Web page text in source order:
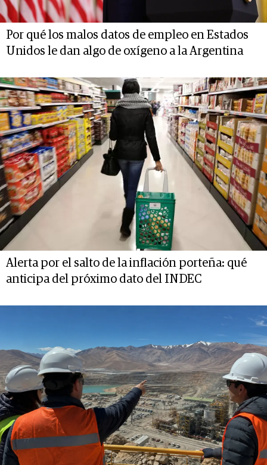
Por qué los malos datos de empleo en Estados
Unidos le dan algo de oxígeno a la Argentina
Alerta por el salto de la inflación porteña: qué
anticipa del próximo dato del INDEC